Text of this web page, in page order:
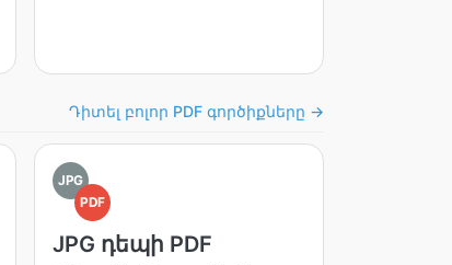
Դիտել բոլոր PDF գործիքները →
JPG
PDF
JPG դեպի PDF